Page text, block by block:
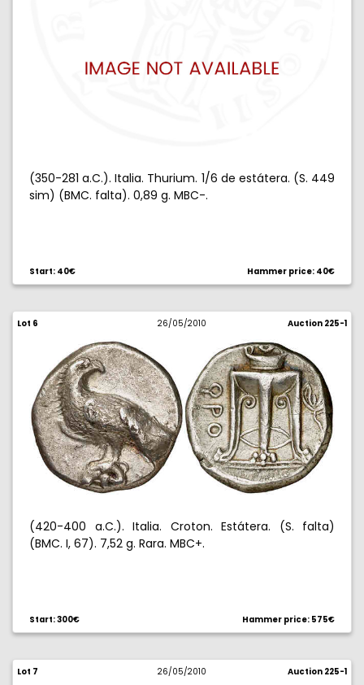
(350-281 a.C.). Italia. Thurium. 1/6 de estátera. (S. 449
sim) (BMC. falta). 0,89 g. MBC-.
Start: 40€ Hammer price: 40€
Lot 6 26/05/2010 Auction 225-1
(420-400 a.C.). Italia. Croton. Estátera. (S. falta)
(BMC. I, 67). 7,52 g. Rara. MBC+.
Start: 300€ Hammer price: 575€
Lot 7 26/05/2010 Auction 225-1